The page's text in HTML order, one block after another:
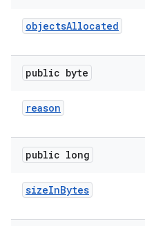
objectsAllocated
public byte
reason
public long
sizeInBytes